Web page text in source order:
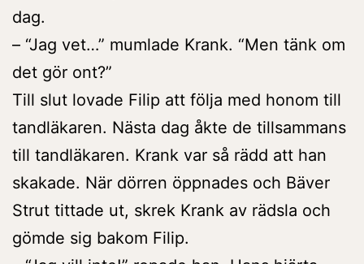
dag.
– “Jag vet…” mumlade Krank. “Men tänk om
det gör ont?”
Till slut lovade Filip att följa med honom till
tandläkaren. Nästa dag åkte de tillsammans
till tandläkaren. Krank var så rädd att han
skakade. När dörren öppnades och Bäver
Strut tittade ut, skrek Krank av rädsla och
gömde sig bakom Filip.